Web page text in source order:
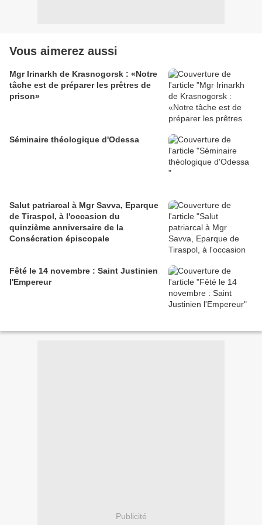
Vous aimerez aussi
Mgr Irinarkh de Krasnogorsk : «Notre
tâche est de préparer les prêtres de
prison»
Séminaire théologique d'Odessa
Salut patriarcal à Mgr Savva, Eparque
de Tiraspol, à l'occasion du
quinzième anniversaire de la
Consécration épiscopale
Fêté le 14 novembre : Saint Justinien
l'Empereur
Publicité